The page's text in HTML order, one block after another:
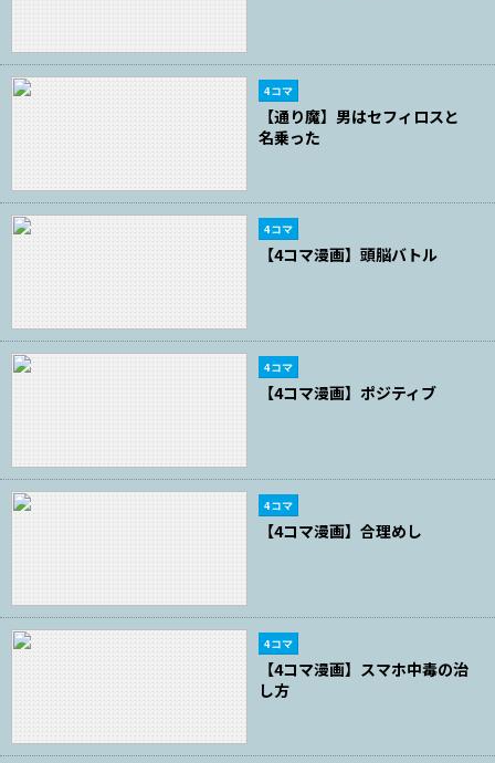
4コマ
【通り魔】男はセフィロスと
名乗った
4コマ
【4コマ漫画】頭脳バトル
4コマ
【4コマ漫画】ポジティブ
4コマ
【4コマ漫画】合理めし
4コマ
【4コマ漫画】スマホ中毒の治
し方